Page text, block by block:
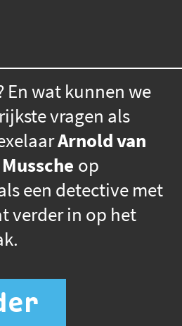
En wat kunnen we
vragen als
Arnold van
op
een detective met
verder in op het